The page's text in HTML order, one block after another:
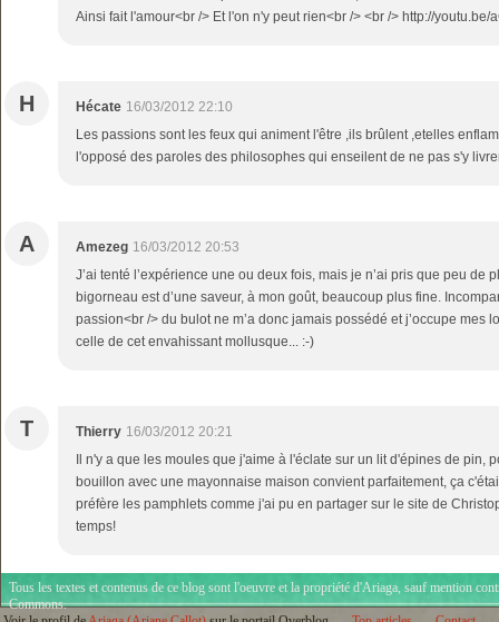
Ainsi fait l'amour<br /> Et l'on n'y peut rien<br /> <br /> http://youtu.be/
H Hécate 16/03/2012 22:10
Les passions sont les feux qui animent l'être ,ils brûlent ,etelles
l'opposé des paroles des philosophes qui enseilent de ne pas s'y
A Amezeg 16/03/2012 20:53
J’ai tenté l’expérience une ou deux fois, mais je n’ai pris que peu de
bigorneau est d’une saveur, à mon goût, beaucoup plus fine.
passion<br /> du bulot ne m’a donc jamais possédé et j’occupe mes
celle de cet envahissant mollusque... :-)
T Thierry 16/03/2012 20:21
Il n'y a que les moules que j'aime à l'éclate sur un lit d'épines de pin,
bouillon avec une mayonnaise maison convient parfaitement, ça
préfère les pamphlets comme j'ai pu en partager sur le site de
temps!
Tous les textes et contenus de ce blog sont l'oeuvre et la propriété d'Ariaga, sauf mention
Commons.